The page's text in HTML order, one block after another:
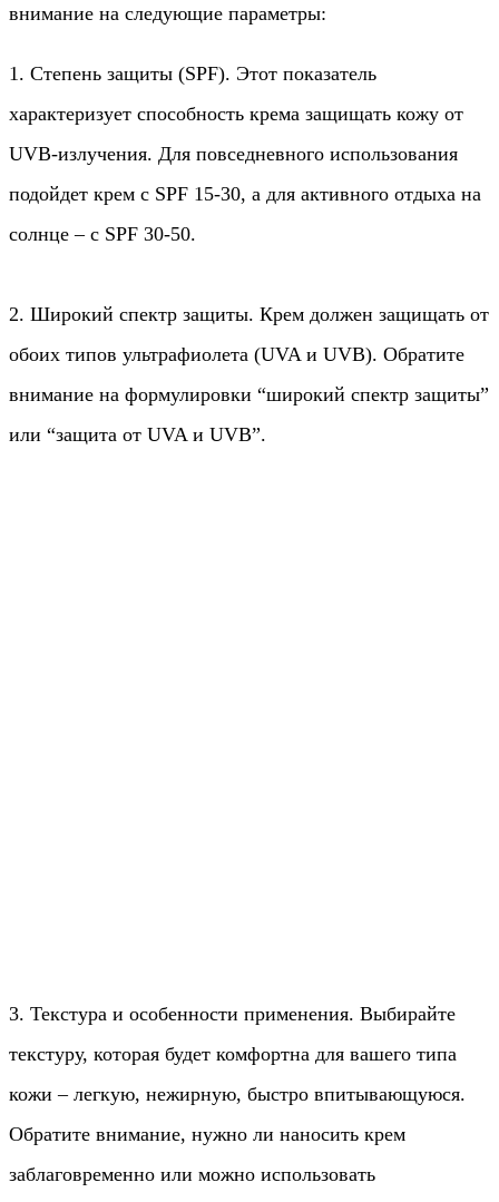
внимание на следующие параметры:
1. Степень защиты (SPF). Этот показатель
характеризует способность крема защищать кожу от
UVB-излучения. Для повседневного использования
подойдет крем с SPF 15-30, а для активного отдыха на
солнце – с SPF 30-50.
2. Широкий спектр защиты. Крем должен защищать от
обоих типов ультрафиолета (UVA и UVB). Обратите
внимание на формулировки “широкий спектр защиты”
или “защита от UVA и UVB”.
3. Текстура и особенности применения. Выбирайте
текстуру, которая будет комфортна для вашего типа
кожи – легкую, нежирную, быстро впитывающуюся.
Обратите внимание, нужно ли наносить крем
заблаговременно или можно использовать